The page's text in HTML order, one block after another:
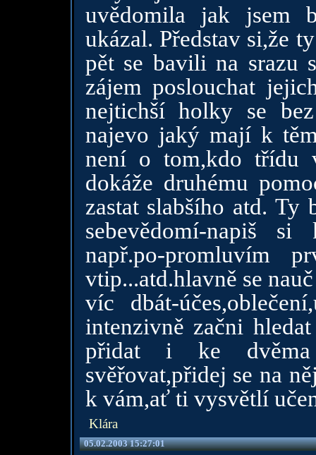
uvědomila jak jsem
ukázal. Představ si,že
pět se bavili na srazu
zájem poslouchat
nejtichší holky se
najevo jaký mají k
není o tom,kdo třídu
dokáže druhému
zastat slabšího atd. Ty
sebevědomí-napiš
např.po-promluvím
vtip...atd.hlavně se
víc dbát-
intenzivně začni
přidat i ke dvěma
svěřovat,přidej se na
k vám,ať ti vysvětlí
Klára
05.02.2003 15:27:01